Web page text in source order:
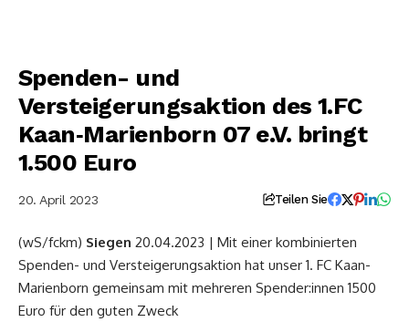
Spenden- und
Versteigerungsaktion des 1.FC
Kaan‑Marienborn 07 e.V. bringt
1.500 Euro
20. April 2023 Teilen Sie
(wS/fckm) Siegen 20.04.2023 | Mit einer kombinierten
Spenden- und Versteigerungsaktion hat unser 1. FC Kaan-
Marienborn gemeinsam mit mehreren Spender:innen 1500
Euro für den guten Zweck